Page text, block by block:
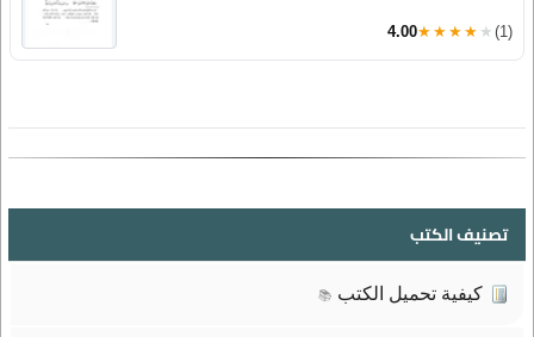
4.00★★★★★ (1)
تصنيف الكتب
كيفية تحميل الكتب 📚